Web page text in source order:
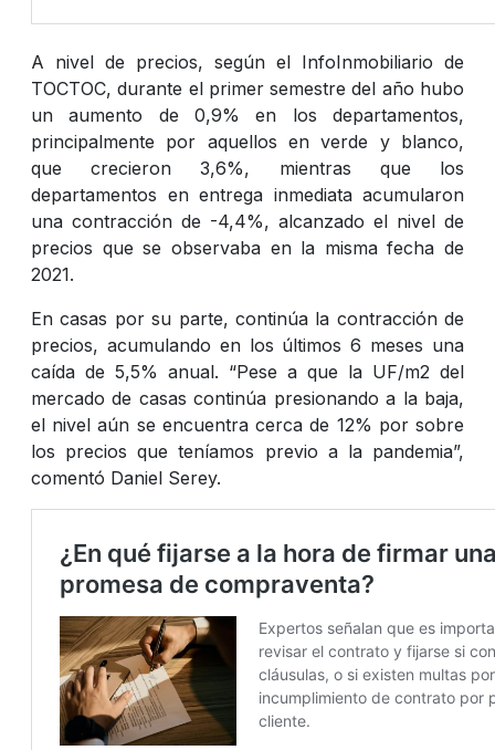
A nivel de precios, según el InfoInmobiliario de
TOCTOC, durante el primer semestre del año hubo
un aumento de 0,9% en los departamentos,
principalmente por aquellos en verde y blanco,
que crecieron 3,6%, mientras que los
departamentos en entrega inmediata acumularon
una contracción de -4,4%, alcanzado el nivel de
precios que se observaba en la misma fecha de
2021.
En casas por su parte, continúa la contracción de
precios, acumulando en los últimos 6 meses una
caída de 5,5% anual. “Pese a que la UF/m2 del
mercado de casas continúa presionando a la baja,
el nivel aún se encuentra cerca de 12% por sobre
los precios que teníamos previo a la pandemia”,
comentó Daniel Serey.